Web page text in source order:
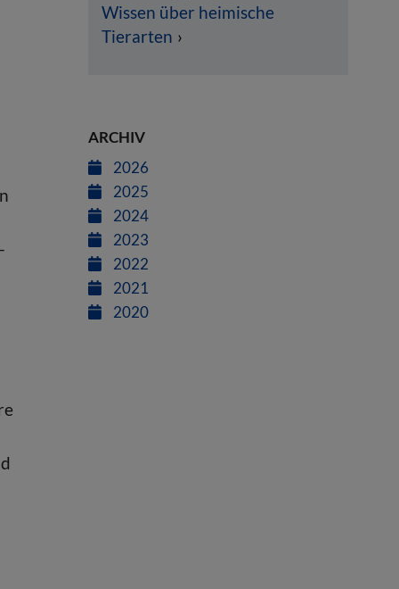
Wissen über heimische
Tierarten
ARCHIV
2026
2025
2024
2023
2022
2021
2020